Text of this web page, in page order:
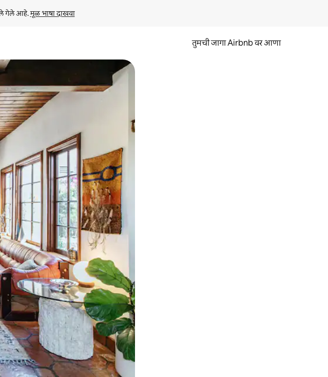
गेले आहे. मूळ भाषा दाखवा
तुमची जागा Airbnb वर आणा
वापरून एक्सप्लोर करा.